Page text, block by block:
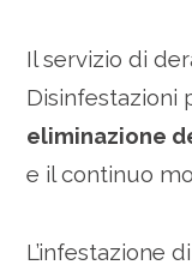
Il servizio di
Disinfestazioni
eliminazione
e il continuo
L’infestazione